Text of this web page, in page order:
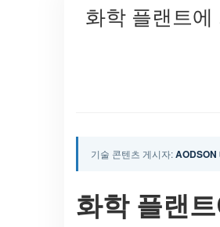
화학 플랜트
기술 콘텐츠 게시자:AODSON
화학 플랜